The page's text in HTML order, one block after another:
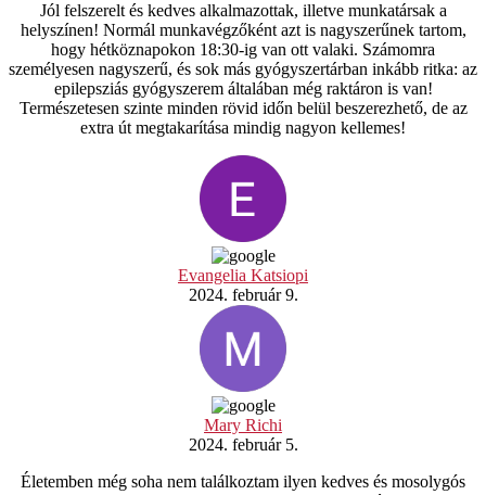
Jól felszerelt és kedves alkalmazottak, illetve munkatársak a
helyszínen! Normál munkavégzőként azt is nagyszerűnek tartom,
hogy hétköznapokon 18:30-ig van ott valaki. Számomra
személyesen nagyszerű, és sok más gyógyszertárban inkább ritka: az
epilepsziás gyógyszerem általában még raktáron is van!
Természetesen szinte minden rövid időn belül beszerezhető, de az
extra út megtakarítása mindig nagyon kellemes!
Evangelia Katsiopi
2024. február 9.
Mary Richi
2024. február 5.
Életemben még soha nem találkoztam ilyen kedves és mosolygós